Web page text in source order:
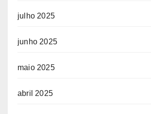
julho 2025
junho 2025
maio 2025
abril 2025